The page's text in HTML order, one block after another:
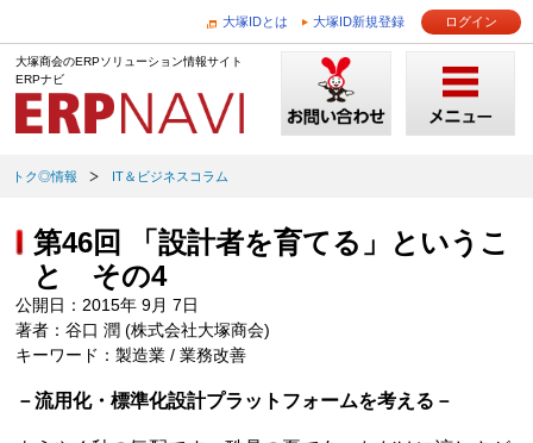
大塚IDとは 大塚ID新規登録 ログイン
大塚商会のERPソリューション情報サイト
ERPナビ
トク◎情報 IT＆ビジネスコラム
第46回 「設計者を育てる」というこ
と その4
公開日：2015年 9月 7日
著者：谷口 潤 (株式会社大塚商会)
キーワード：製造業 / 業務改善
－流用化・標準化設計プラットフォームを考える－